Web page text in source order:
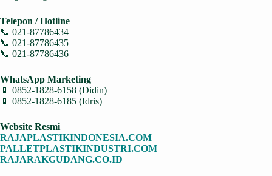
Telepon / Hotline
📞 021-87786434
📞 021-87786435
📞 021-87786436
WhatsApp Marketing
📱 0852-1828-6158 (Didin)
📱 0852-1828-6185 (Idris)
Website Resmi
RAJAPLASTIKINDONESIA.COM
PALLETPLASTIKINDUSTRI.COM
RAJARAKGUDANG.CO.ID